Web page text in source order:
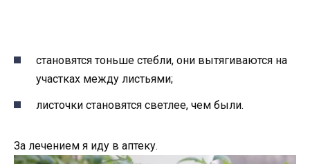
становятся тоньше стебли, они вытягиваются на
участках между листьями;
листочки становятся светлее, чем были.
За лечением я иду в аптеку.